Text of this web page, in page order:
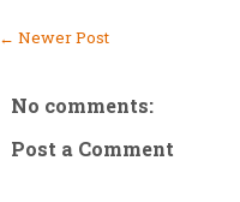
← Newer Post
No comments:
Post a Comment